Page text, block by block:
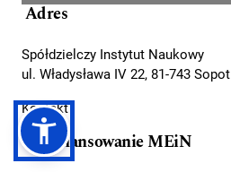
Adres
Spółdzielczy Instytut Naukowy
ul. Władysława IV 22, 81-743 Sopot
Kontakt
Dofinansowanie MEiN